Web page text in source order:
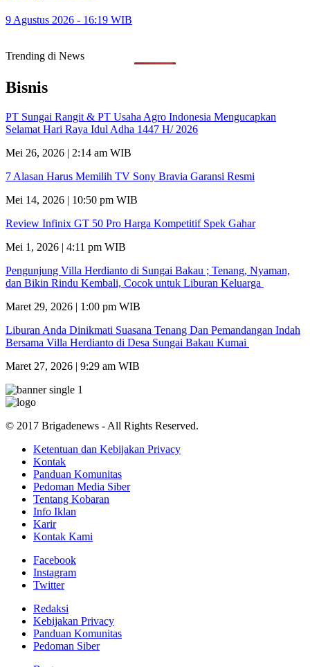
9 Agustus 2026 - 16:19 WIB
Trending di News
Bisnis
PT Sungai Rangit & PT Usaha Agro Indonesia Mengucapkan
Selamat Hari Raya Idul Adha 1447 H/ 2026
Mei 26, 2026 | 2:14 am WIB
7 Alasan Harus Memilih TV Sony Bravia Garansi Resmi
Mei 14, 2026 | 10:50 pm WIB
Review Infinix GT 50 Pro Harga Kompetitif Spek Gahar
Mei 1, 2026 | 4:11 pm WIB
Pengunjung Villa Herdianto di Sungai Bakau ; Tenang, Nyaman,
dan Bikin Rindu Kembali, Cocok untuk Liburan Keluarga
Maret 29, 2026 | 1:00 pm WIB
Liburan Anda Dinikmati Suasana Tenang Dan Pemandangan Indah
Bersama Villa Herdianto di Desa Sungai Bakau Kumai
Maret 27, 2026 | 9:29 am WIB
© 2017 Brigadenews - All Rights Reserved.
Ketentuan dan Kebijakan Privacy
Kontak
Panduan Komunitas
Pedoman Media Siber
Tentang Kobaran
Info Iklan
Karir
Kontak Kami
Facebook
Instagram
Twitter
Redaksi
Kebijakan Privacy
Panduan Komunitas
Pedoman Siber